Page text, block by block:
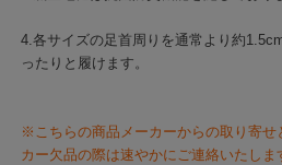
4.各サイズの足首周りを通常より約
ったりと履けます。
※こちらの商品メーカーからの取り寄せ
カー欠品の際は速やかにご連絡いたし